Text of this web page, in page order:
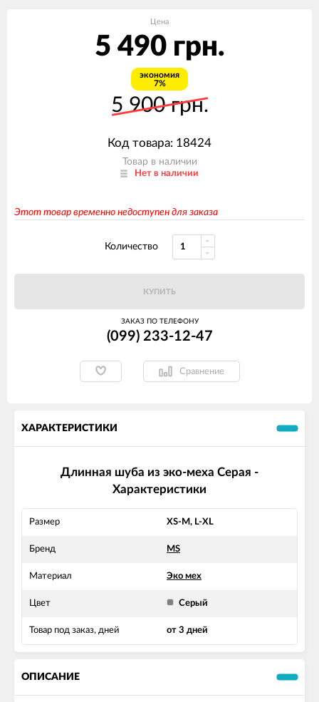
Цена
5 490 грн.
экономия
7%
5 900 грн.
Код товара: 18424
Товар в наличии
Нет в наличии
Этот товар временно недоступен для заказа
Количество
КУПИТЬ
ЗАКАЗ ПО ТЕЛЕФОНУ
(099) 233-12-47
Сравнение
ХАРАКТЕРИСТИКИ
Длинная шуба из эко-меха Серая -
Характеристики
Размер XS-M, L-XL
Бренд MS
Материал Эко мех
Цвет Серый
Товар под заказ, дней от 3 дней
ОПИСАНИЕ